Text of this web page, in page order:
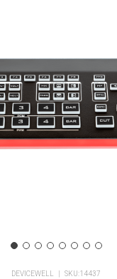
DEVICEWELL 14437